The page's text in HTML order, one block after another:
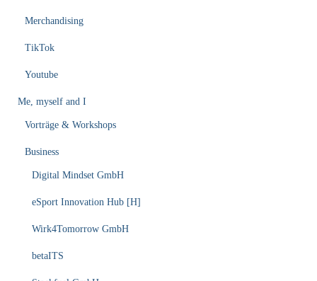
Merchandising
TikTok
Youtube
Me, myself and I
Vorträge & Workshops
Business
Digital Mindset GmbH
eSport Innovation Hub [H]
Wirk4Tomorrow GmbH
betaITS